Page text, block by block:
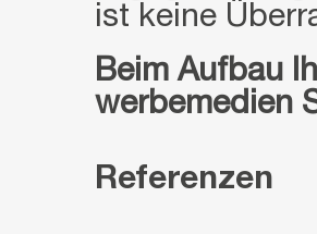
ist keine
Beim Aufbau
werbemedien
Referenzen